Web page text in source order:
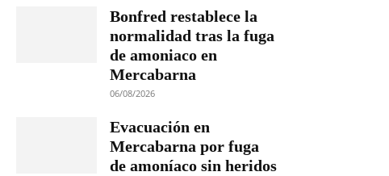
Bonfred restablece la
normalidad tras la fuga
de amoniaco en
Mercabarna
06/08/2026
Evacuación en
Mercabarna por fuga
de amoníaco sin heridos